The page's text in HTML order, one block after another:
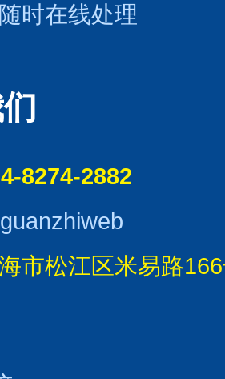
时在线处理
8274-2882
市松江区米易路